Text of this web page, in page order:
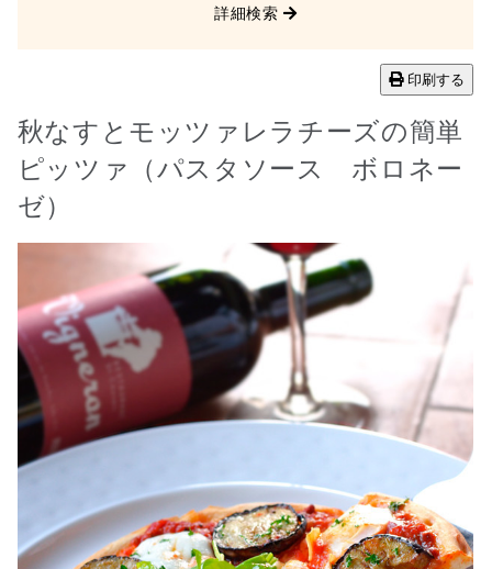
詳細検索
印刷する
秋なすとモッツァレラチーズの簡単
ピッツァ（パスタソース ボロネー
ゼ）